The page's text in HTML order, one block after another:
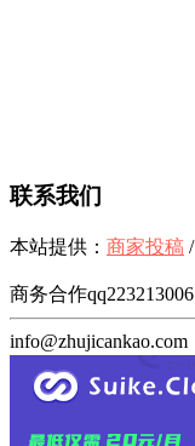
联系我们
本站提供： 商家投稿 /
商务合作